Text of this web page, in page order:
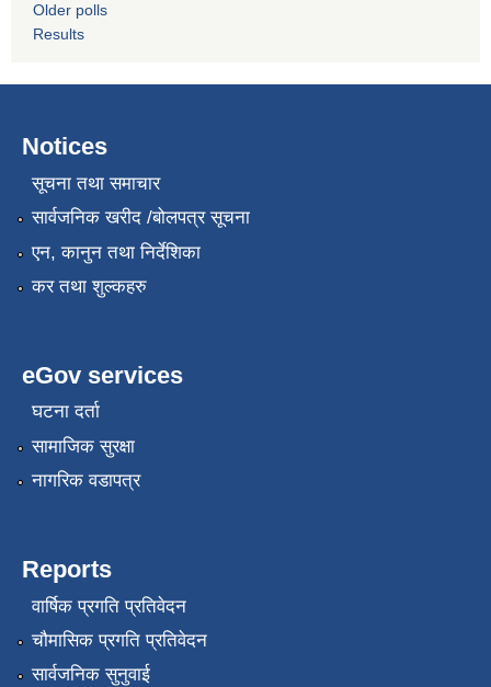
Older polls
Results
Notices
सूचना तथा समाचार
सार्वजनिक खरीद /बोलपत्र सूचना
एन, कानुन तथा निर्देशिका
कर तथा शुल्कहरु
eGov services
घटना दर्ता
सामाजिक सुरक्षा
नागरिक वडापत्र
Reports
वार्षिक प्रगति प्रतिवेदन
चौमासिक प्रगति प्रतिवेदन
सार्वजनिक सुनुवाई